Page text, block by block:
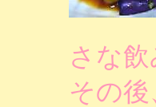
さな
その